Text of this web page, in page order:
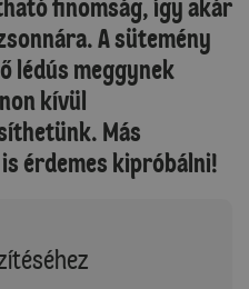
finomság, így akár
A sütemény
lédús meggynek
kívül
Más
érdemes kipróbálni!